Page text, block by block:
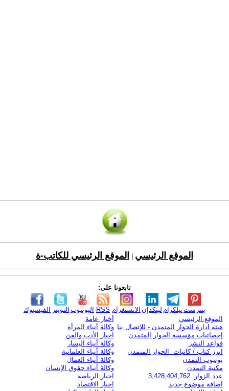
الموقع الرئيسي الموقع الرئيسي للكاتب-ة
تابعونا على:
الفيسبوك التويتر اليوتيوب RSS الانستغرام لينكدإن تيلكرامبنترست
الموقع الرئيسي
هيئة ادارة الحوار المتمدن - للإتصال بنا
إحصائيات مؤسسة الحوار المتمدن
قواعد النشر
ابرز كتاب / كاتبات الحوار المتمدن
يوتيوب التمدن
مكتبة التمدن
عدد الزوار: 3,428,404,762
اضافة موضوع جديد
أخبار عامة
وكالة أنباء المرأة
اخبار الأدب والفن
وكالة أنباء اليسار
وكالة أنباء العلمانية
وكالة أنباء العمال
وكالة أنباء حقوق الإنسان
اخبار الرياضة
اخبار الاقتصاد